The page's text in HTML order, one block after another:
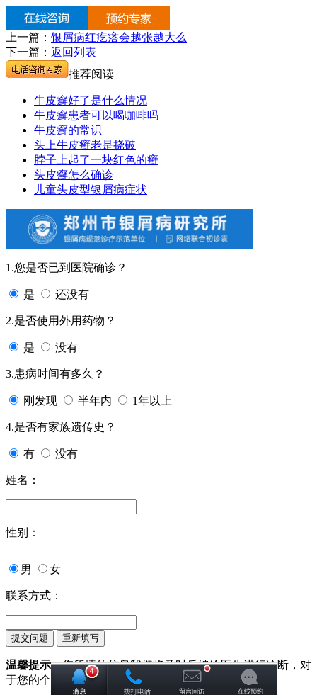
上一篇： 银屑病红疙瘩会越张越大么
下一篇： 返回列表
推荐阅读
牛皮癣好了是什么情况
牛皮癣患者可以喝咖啡吗
牛皮癣的常识
头上牛皮癣老是挠破
脖子上起了一块红色的癣
头皮癣怎么确诊
儿童头皮型银屑病症状
1.您是否已到医院确诊？
是 还没有
2.是否使用外用药物？
是 没有
3.患病时间有多久？
刚发现 半年内 1年以上
4.是否有家族遗传史？
有 没有
姓名：
性别：
男 女
联系方式：
温馨提示：您所填的信息我们将及时反馈给医生进行诊断，对
于您的个人信息我们承诺绝对保密！请您放心！